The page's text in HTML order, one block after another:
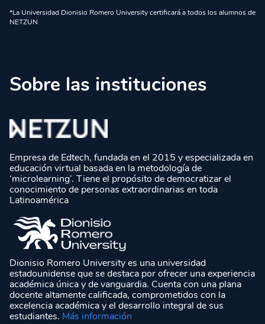
*La Universidad Dionisio Romero University certificará a todos los alumnos de
NETZUN
Sobre las instituciones
Empresa de Edtech, fundada en el 2015 y especializada en
educación virtual basada en la metodología de
‘microlearning’. Tiene el propósito de democratizar el
conocimiento de personas extraordinarias en toda
Latinoamérica
Dionisio Romero University es una universidad
estadounidense que se destaca por ofrecer una experiencia
académica única y de vanguardia. Cuenta con una plana
docente altamente calificada, comprometidos con la
excelencia académica y el desarrollo integral de sus
estudiantes. Más información